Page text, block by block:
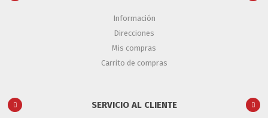
Información
Direcciones
Mis compras
Carrito de compras
SERVICIO AL CLIENTE